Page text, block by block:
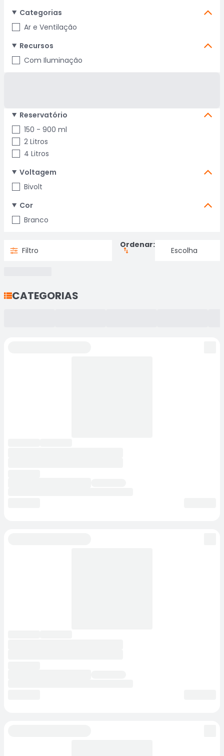
Categorias
Ar e Ventilação
Recursos
Com Iluminação
Reservatório
150 - 900 ml
2 Litros
4 Litros
Voltagem
Bivolt
Cor
Branco
Filtro
Ordenar:
CATEGORIAS